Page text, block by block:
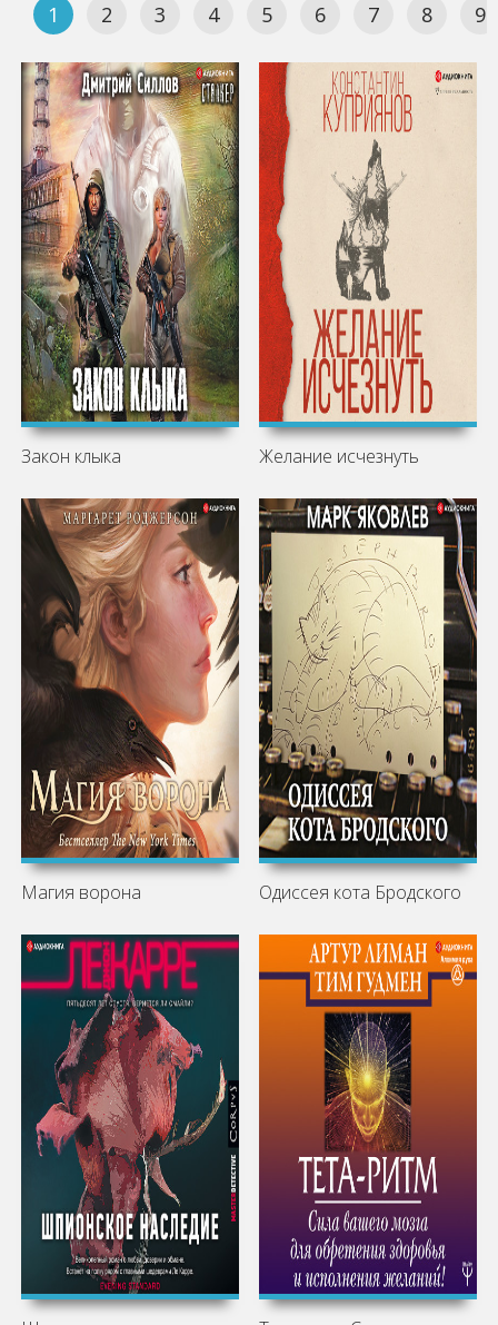
1 2 3 4 5 6 7 8 9
Закон клыка Желание исчезнуть
Магия ворона Одиссея кота Бродского